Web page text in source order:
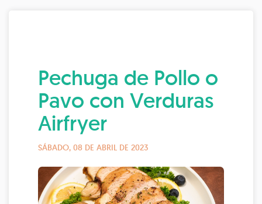
Pechuga de Pollo o
Pavo con Verduras
Airfryer
SÁBADO, 08 DE ABRIL DE 2023